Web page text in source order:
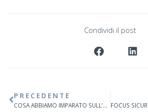
Condividi il post
PRECEDENTE
COSA ABBIAMO IMPARATO SULL’OSPITALITÀ NEL 2020